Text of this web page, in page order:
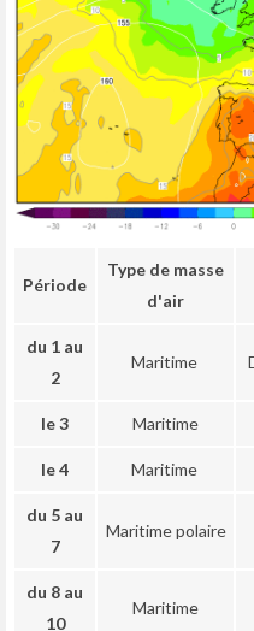
Période
Type de masse
d'air
du 1 au
2
Maritime
le 3 Maritime
le 4 Maritime
du 5 au
7
Maritime polaire
du 8 au
10
Maritime